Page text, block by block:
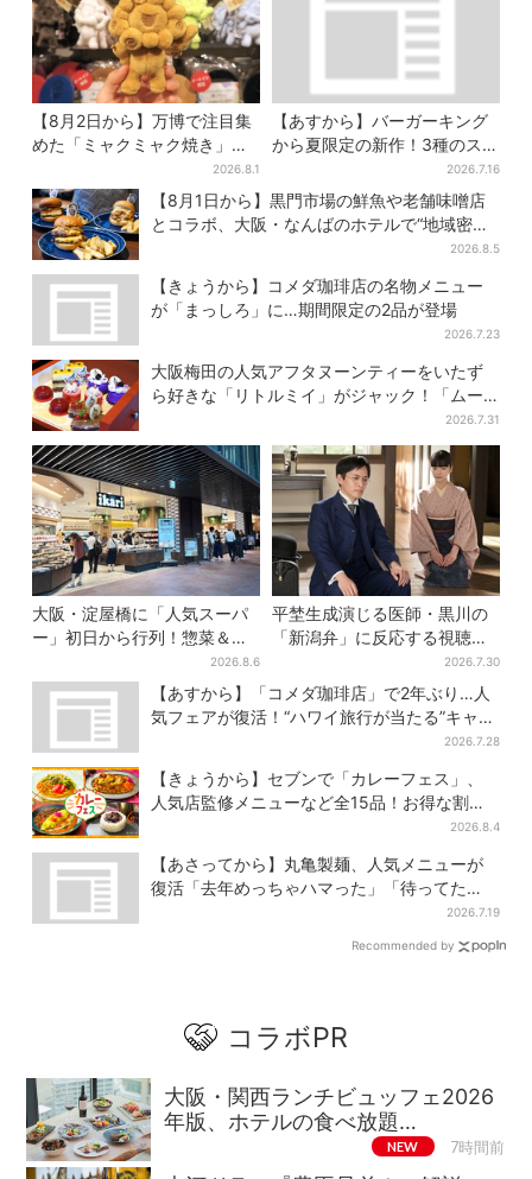
【8月2日から】万博で注目集
めた「ミャクミャク焼き」初
グッズ化！大阪・梅田だけの
新商品が登場
2026.8.1
【あすから】バーガーキング
から夏限定の新作！3種のステ
ーキワッパー「暑さ乗り切れ
そう」と話題に
2026.7.16
【8月1日から】黒門市場の鮮魚や老舗味噌店
とコラボ、大阪・なんばのホテルで“地域密
2026.8.5
【きょうから】コメダ珈琲店の名物メニュー
が「まっしろ」に…期間限定の2品が登場
2026.7.23
大阪梅田の人気アフタヌーンティーをいたず
ら好きな「リトルミイ」がジャック！「ムー
2026.7.31
大阪・淀屋橋に「人気スーパ
ー」初日から行列！惣菜＆弁
当コーナーは大幅に拡大…人
気商品は？
2026.8.6
平埜生成演じる医師・黒川の
「新潟弁」に反応する視聴者
2026.7.30
【あすから】「コメダ珈琲店」で2年ぶり…人
気フェアが復活！“ハワイ旅行が当たる”キャン
2026.7.28
【きょうから】セブンで「カレーフェス」、
人気店監修メニューなど全15品！お得な割引
2026.8.4
【あさってから】丸亀製麺、人気メニューが
復活「去年めっちゃハマった」「待ってた
2026.7.19
Recommended by
コラボPR
大阪・関西ランチビュッフェ2026
年版、ホテルの食べ放題…
NEW 7時間前